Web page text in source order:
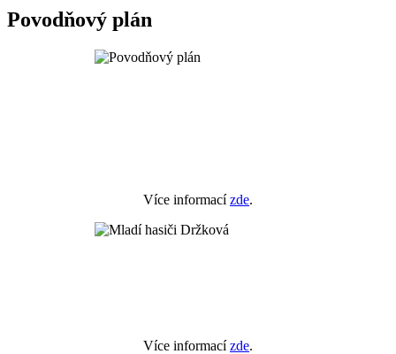
Povodňový plán
Více informacízde.
Více informacízde.